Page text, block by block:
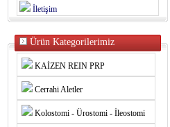
İletişim
Ürün Kategorilerimiz
KAİZEN REIN PRP
Cerrahi Aletler
Kolostomi - Ürostomi - İleostomi